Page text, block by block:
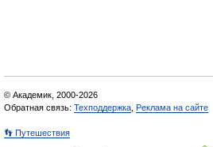
© Академик, 2000-2026
Обратная связь: Техподдержка Реклама на сайте
👣 Путешествия